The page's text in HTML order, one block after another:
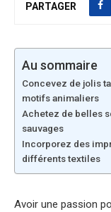
PARTAGER
Au sommaire
Concevez de jolis
motifs animaliers
Achetez de belles
sauvages
Incorporez des
différents textiles
Avoir une passion